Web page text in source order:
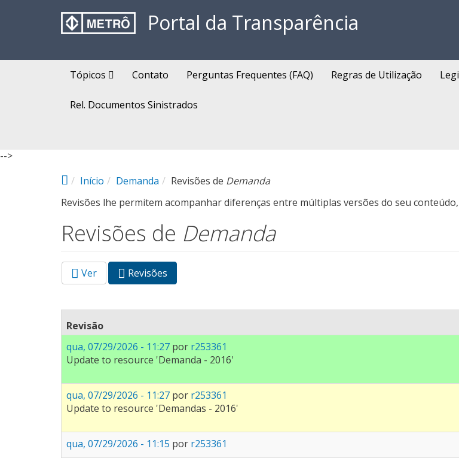
Portal da Transparência
Tópicos Contato Perguntas Frequentes (FAQ) Regras de Utilização
Rel. Documentos Sinistrados
-->
Início
Demanda Revisões de Demanda
Revisões lhe permitem acompanhar diferenças entre múltiplas versões do seu
Revisões de Demanda
Abas primárias
Ver Revisões
ativa)
Revisão
qua, 07/29/2026 - 11:27 por r253361
Update to resource 'Demanda - 2016'
qua, 07/29/2026 - 11:27 por r253361
Update to resource 'Demandas - 2016'
qua, 07/29/2026 - 11:15 por r253361